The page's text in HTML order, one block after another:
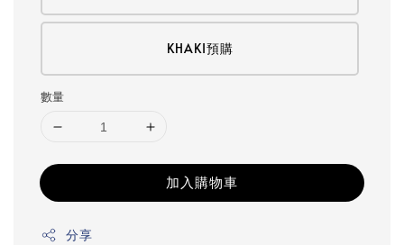
KHAKI預購
數量
加入購物車
分享